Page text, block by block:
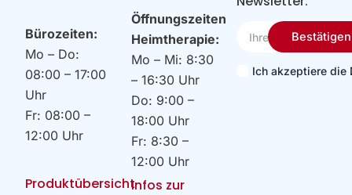
Bürozeiten:
Mo – Do:
08:00 – 17:00
Uhr
Fr: 08:00 –
12:00 Uhr
Produktübersicht
Öffnungszeiten
Heimtherapie:
Mo – Mi: 8:30
– 16:30 Uhr
Do: 9:00 –
18:00 Uhr
Fr: 8:30 –
12:00 Uhr
Infos zur
Email
Ich akzeptiere die
Bestätigen